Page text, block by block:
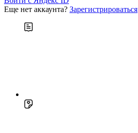
Еще нет аккаунта? Зарегистрироваться